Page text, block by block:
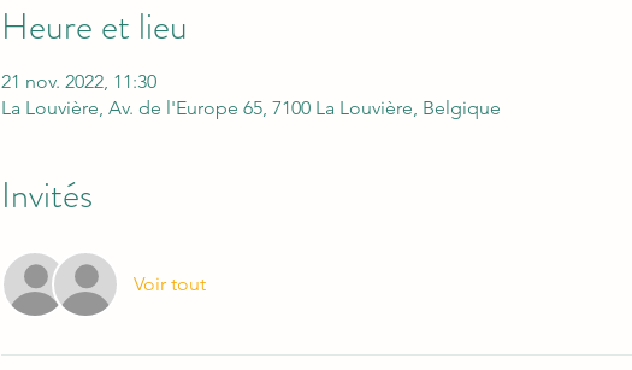
Heure et lieu
21 nov. 2022, 11:30
La Louvière, Av. de l'Europe 65, 7100 La Louvière, Belgique
Invités
Voir tout